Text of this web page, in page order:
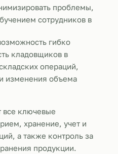
проблемы,
сотрудников в
гибко
кладовщиков в
операций,
изменения объема
ключевые
хранение, учет и
а также контроль за
продукции.